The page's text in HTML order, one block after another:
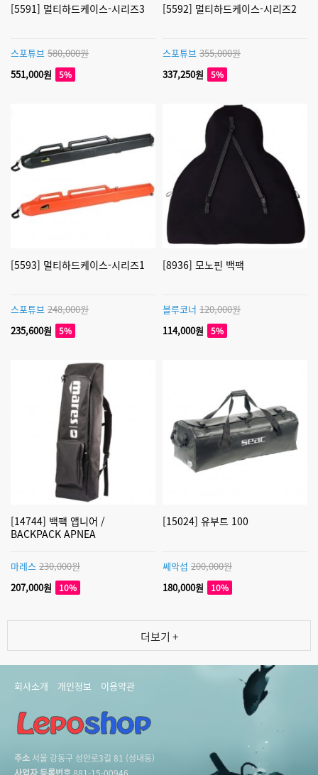
[5591] 멀티하드케이스-시리즈3
스포튜브 580,000원
551,000원
5%
[5592] 멀티하드케이스-시리즈2
스포튜브 355,000원
337,250원
5%
[5593] 멀티하드케이스-시리즈1
스포튜브 248,000원
235,600원
5%
[8936] 모노핀 백팩
블루코너 120,000원
114,000원
5%
[14744] 백팩 앱니어 /
BACKPACK APNEA
마레스 230,000원
207,000원
10%
[15024] 유부트 100
쎄악섭 200,000원
180,000원
10%
더보기 +
회사소개 개인정보 이용약관
주소 서울 강동구 성안로3길 81 (성내동)